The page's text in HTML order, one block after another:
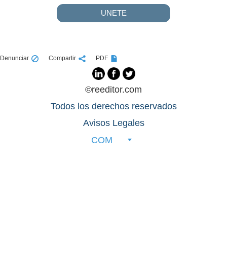
UNETE
Denunciar Compartir PDF
©reeditor.com
Todos los derechos reservados
Avisos Legales